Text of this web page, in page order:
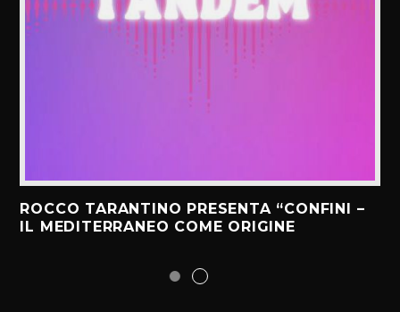
ROCCO TARANTINO PRESENTA “CONFINI –
IL MEDITERRANEO COME ORIGINE